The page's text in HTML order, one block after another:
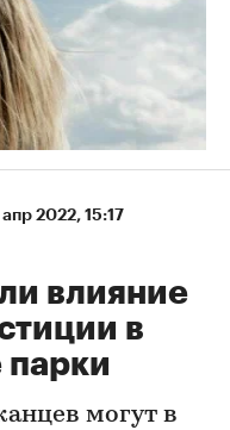
2022, 15:17
влияние
в
парки
могут в